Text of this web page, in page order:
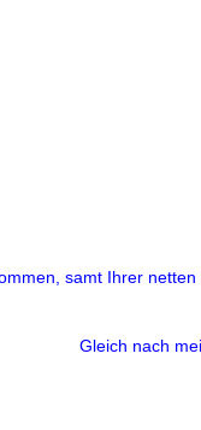
samt Ihrer
Gleich nach